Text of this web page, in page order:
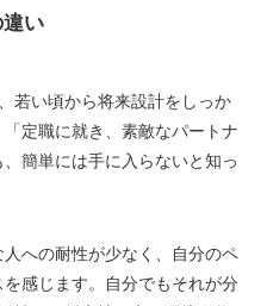
い
若い頃から将来設計をしっか
定職に就き、素敵なパートナ
簡単には手に入らないと知っ
への耐性が少なく、自分のペ
感じます。自分でもそれが分